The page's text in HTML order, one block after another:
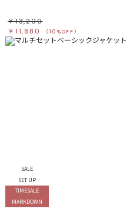
￥13,200
￥11,880
（10%OFF）
SALE
SET UP
TIMESALE
MARKDOWN